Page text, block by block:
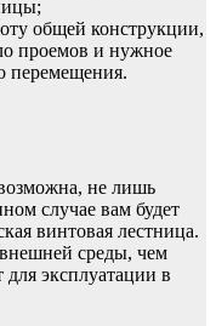
общей конструкции,
проемов и нужное
перемещения.
не лишь
случае вам будет
винтовая лестница.
среды, чем
эксплуатации в